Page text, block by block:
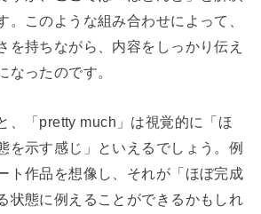
。このような組み合わせによって、
を持ちながら、内容をしっかり伝え
なったのです。
、「pretty much」は視覚的に「ほ
を示す感じ」といえるでしょう。例
ト作品を想像し、それが「ほぼ完成
状態に例えることができるかもしれ